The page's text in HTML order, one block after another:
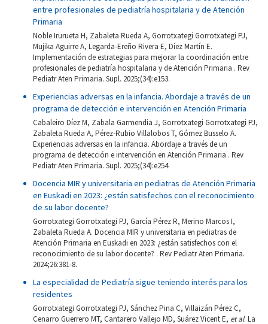
entre profesionales de pediatría hospitalaria y de Atención
Primaria
Noble Irurueta H, Zabaleta Rueda A, Gorrotxategi Gorrotxategi PJ,
Mujika Aguirre A, Legarda-Ereño Rivera E, Díez Martín E.
Implementación de estrategias para mejorar la coordinación entre
profesionales de pediatría hospitalaria y de Atención Primaria . Rev
Pediatr Aten Primaria. Supl. 2025;(34):e153.
Experiencias adversas en la infancia. Abordaje a través de un
programa de detección e intervención en Atención Primaria
Cabaleiro Díez M, Zabala Garmendia J, Gorrotxategi Gorrotxategi PJ,
Zabaleta Rueda A, Pérez-Rubio Villalobos T, Gómez Busselo A.
Experiencias adversas en la infancia. Abordaje a través de un
programa de detección e intervención en Atención Primaria . Rev
Pediatr Aten Primaria. Supl. 2025;(34):e254.
Docencia MIR y universitaria en pediatras de Atención Primaria
en Euskadi en 2023: ¿están satisfechos con el reconocimiento
de su labor docente?
Gorrotxategi Gorrotxategi PJ, García Pérez R, Merino Marcos I,
Zabaleta Rueda A. Docencia MIR y universitaria en pediatras de
Atención Primaria en Euskadi en 2023: ¿están satisfechos con el
reconocimiento de su labor docente? . Rev Pediatr Aten Primaria.
2024;26:381-8.
La especialidad de Pediatría sigue teniendo interés para los
residentes
Gorrotxategi Gorrotxategi PJ, Sánchez Pina C, Villaizán Pérez C,
Cenarro Guerrero MT, Cantarero Vallejo MD, Suárez Vicent E, et al. La